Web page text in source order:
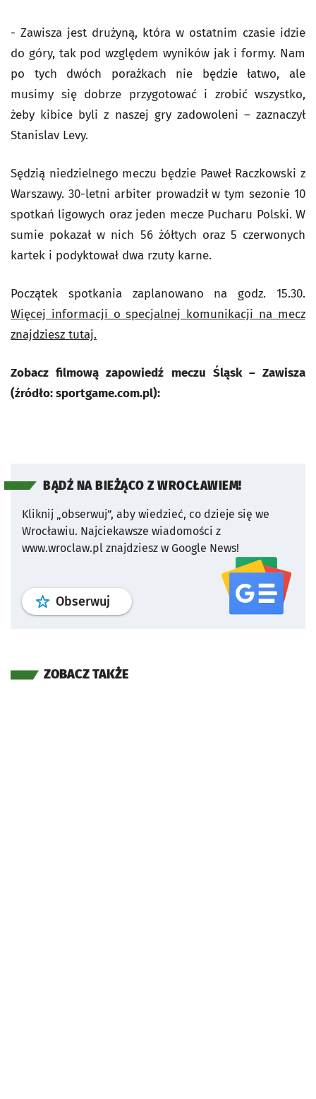
- Zawisza jest drużyną, która w ostatnim czasie idzie
do góry, tak pod względem wyników jak i formy. Nam
po tych dwóch porażkach nie będzie łatwo, ale
musimy się dobrze przygotować i zrobić wszystko,
żeby kibice byli z naszej gry zadowoleni – zaznaczył
Stanislav Levy.
Sędzią niedzielnego meczu będzie Paweł Raczkowski z
Warszawy. 30-letni arbiter prowadził w tym sezonie 10
spotkań ligowych oraz jeden mecze Pucharu Polski. W
sumie pokazał w nich 56 żółtych oraz 5 czerwonych
kartek i podyktował dwa rzuty karne.
Początek spotkania zaplanowano na godz. 15.30.
Więcej informacji o specjalnej komunikacji na mecz
znajdziesz tutaj.
Zobacz filmową zapowiedź meczu Śląsk – Zawisza
(źródło: sportgame.com.pl):
BĄDŹ NA BIEŻĄCO Z WROCŁAWIEM!
Kliknij „obserwuj”, aby wiedzieć, co dzieje się we
Wrocławiu. Najciekawsze wiadomości z
www.wroclaw.pl znajdziesz w Google News!
Obserwuj profil serwisu
ZOBACZ TAKŻE